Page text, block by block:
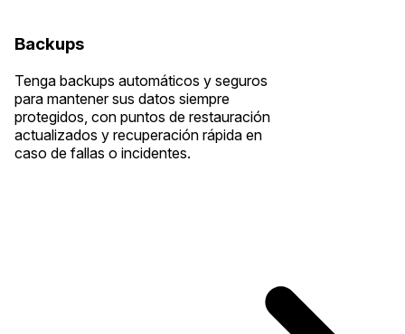
Backups
Tenga backups automáticos y seguros
para mantener sus datos siempre
protegidos, con puntos de restauración
actualizados y recuperación rápida en
caso de fallas o incidentes.